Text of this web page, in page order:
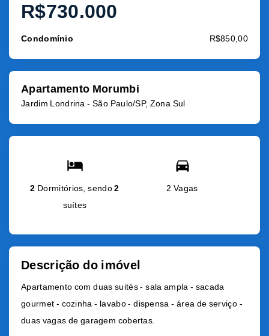
R$730.000
Condomínio R$850,00
Apartamento Morumbi
Jardim Londrina - São Paulo/SP, Zona Sul
2 Dormitórios, sendo2
suítes
2 Vagas
Descrição do imóvel
Apartamento com duas suités - sala ampla - sacada
gourmet - cozinha - lavabo - dispensa - área de serviço -
duas vagas de garagem cobertas.